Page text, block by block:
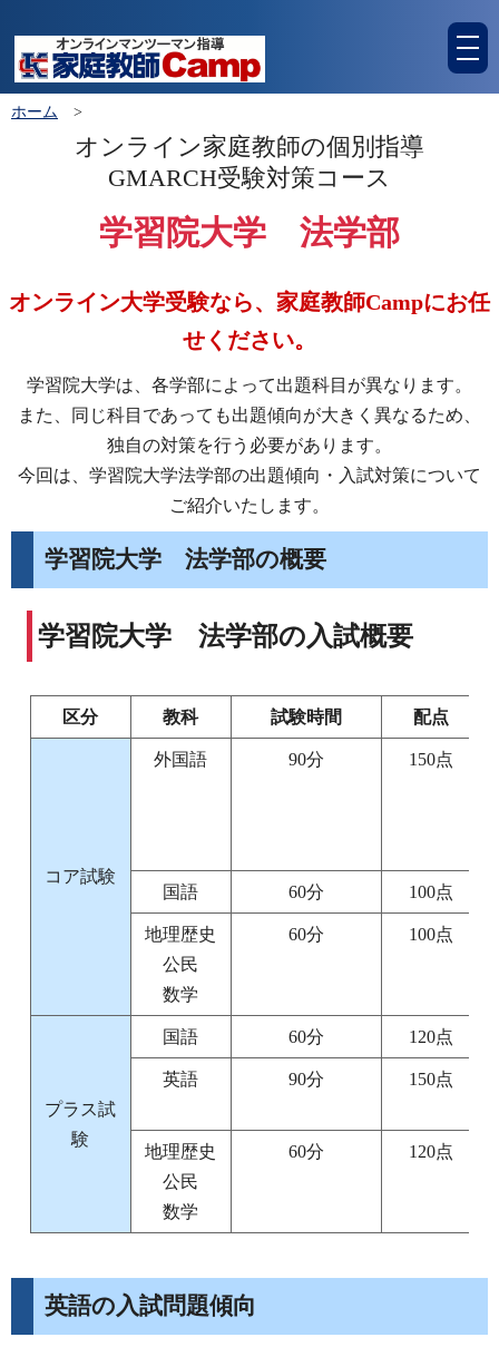
ホーム >
オンライン家庭教師の個別指導
GMARCH受験対策コース
学習院大学 法学部
オンライン大学受験なら、家庭教師Campにお任
せください。
学習院大学は、各学部によって出題科目が異なります。
また、同じ科目であっても出題傾向が大きく異なるため、
独自の対策を行う必要があります。
今回は、学習院大学法学部の出題傾向・入試対策について
ご紹介いたします。
学習院大学 法学部の概要
学習院大学 法学部の入試概要
区分 教科 試験時間 配点
コア試験
外国語 90分 150点
国語 60分 100点
地理歴史
公民
数学
60分 100点
プラス試
験
国語 60分 120点
英語 90分 150点
地理歴史
公民
数学
60分 120点
英語の入試問題傾向